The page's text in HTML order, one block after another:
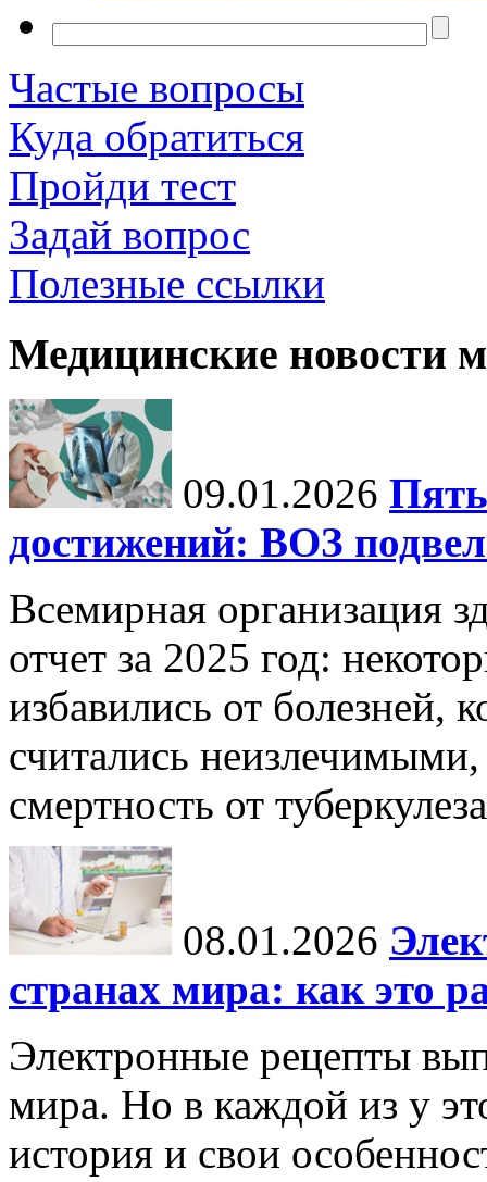
Частые вопросы
Куда обратиться
Пройди тест
Задай вопрос
Полезные ссылки
Медицинские новости
09.01.2026
достижений: ВОЗ
Всемирная организация
отчет за 2025 год:
избавились от болезней,
считались неизлечимыми,
смертность от
08.01.2026
странах мира: как это
Электронные рецепты
мира. Но в каждой из у
история и свои